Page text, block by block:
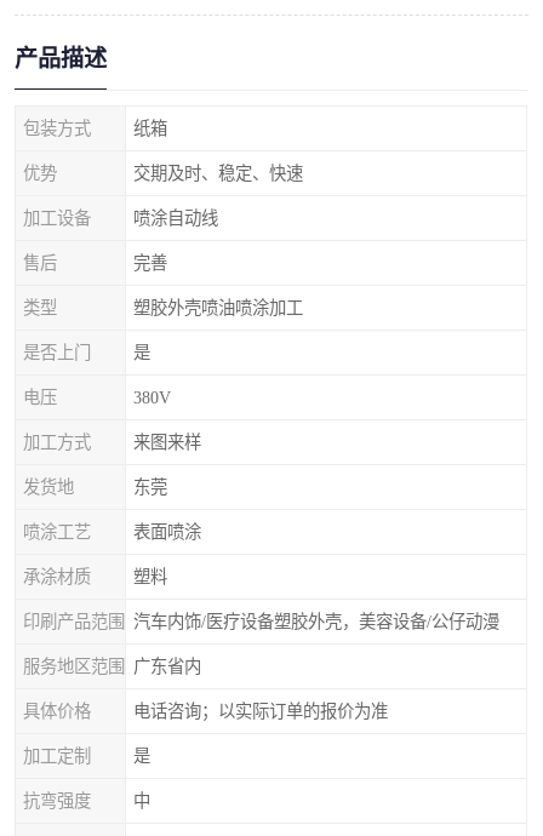
产品描述
包装方式 纸箱
优势 交期及时、稳定、快速
加工设备 喷涂自动线
售后 完善
类型 塑胶外壳喷油喷涂加工
是否上门 是
电压 380V
加工方式 来图来样
发货地 东莞
喷涂工艺 表面喷涂
承涂材质 塑料
印刷产品范围 汽车内饰/医疗设备塑胶外壳，美容设备/公仔动漫
服务地区范围 广东省内
具体价格 电话咨询；以实际订单的报价为准
加工定制 是
抗弯强度 中